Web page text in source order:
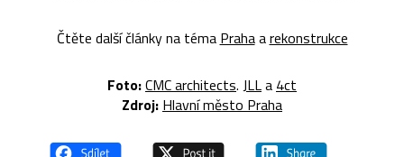
Čtěte další články na téma Prahaarekonstrukce
Foto:CMC architects. JLLa 4ct
Zdroj: Hlavní město Praha